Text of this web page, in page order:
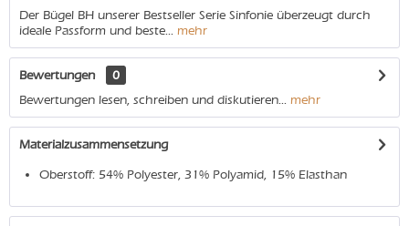
Der Bügel BH unserer Bestseller Serie Sinfonie überzeugt durch
ideale Passform und beste... mehr
Bewertungen
0
Bewertungen lesen, schreiben und diskutieren... mehr
Materialzusammensetzung
Oberstoff: 54% Polyester, 31% Polyamid, 15% Elasthan